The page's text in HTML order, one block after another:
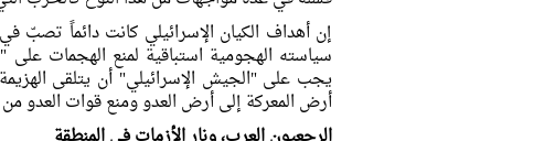
إن أهداف الكيان الإسرائيلي كانت دائماً تصبّ
سياسته الهجومية استباقية لمنع الهجمات على
يجب على "الجيش الإسرائيلي" أن يتلقى
أرض المعركة إلى أرض العدو ومنع قوات العدو